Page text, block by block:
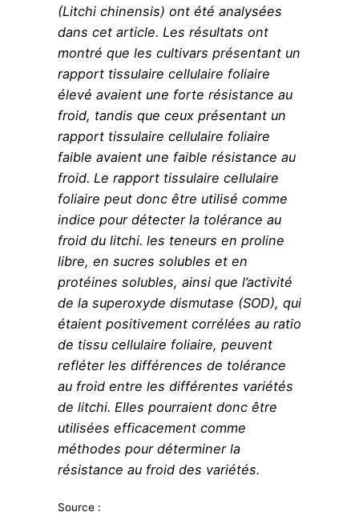
(Litchi chinensis) ont été analysées
dans cet article. Les résultats ont
montré que les cultivars présentant un
rapport tissulaire cellulaire foliaire
élevé avaient une forte résistance au
froid, tandis que ceux présentant un
rapport tissulaire cellulaire foliaire
faible avaient une faible résistance au
froid. Le rapport tissulaire cellulaire
foliaire peut donc être utilisé comme
indice pour détecter la tolérance au
froid du litchi. les teneurs en proline
libre, en sucres solubles et en
protéines solubles, ainsi que l’activité
de la superoxyde dismutase (SOD), qui
étaient positivement corrélées au ratio
de tissu cellulaire foliaire, peuvent
refléter les différences de tolérance
au froid entre les différentes variétés
de litchi. Elles pourraient donc être
utilisées efficacement comme
méthodes pour déterminer la
résistance au froid des variétés.
Source :